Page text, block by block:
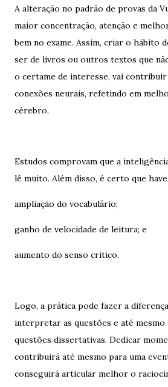
A alteração no padrão de provas da
maior concentração, atenção e
bem no exame. Assim, criar o hábito
ser de livros ou outros textos que
o certame de interesse, vai
conexões neurais, refetindo em
cérebro.
Estudos comprovam que a
lê muito. Além disso, é certo que
ampliação do vocabulário;
ganho de velocidade de leitura; e
aumento do senso crítico.
Logo, a prática pode fazer a
interpretar as questões e até mesmo
questões dissertativas. Dedicar
contribuirá até mesmo para uma
conseguirá articular melhor o